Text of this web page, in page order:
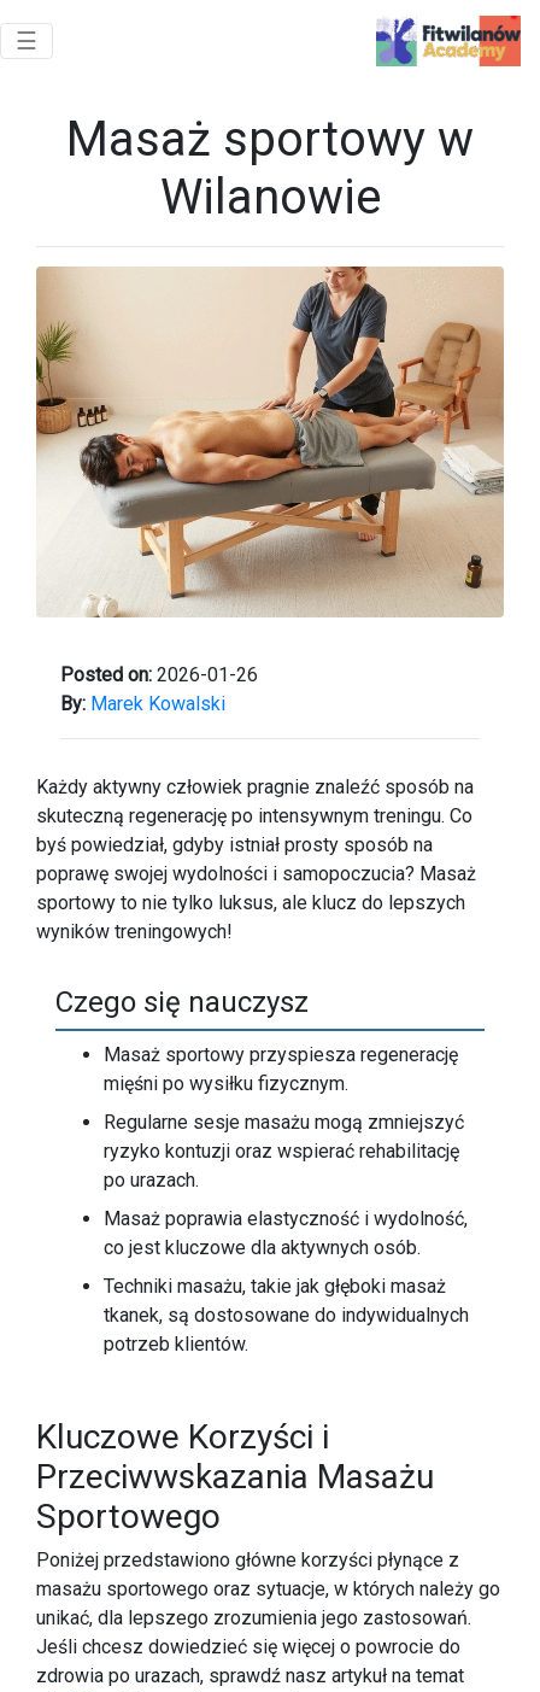
Toggle navigation
☰
Masaż sportowy w
Wilanowie
Posted on: 2026-01-26
By: Marek Kowalski
Każdy aktywny człowiek pragnie znaleźć sposób na
skuteczną regenerację po intensywnym treningu. Co
byś powiedział, gdyby istniał prosty sposób na
poprawę swojej wydolności i samopoczucia? Masaż
sportowy to nie tylko luksus, ale klucz do lepszych
wyników treningowych!
Czego się nauczysz
Masaż sportowy przyspiesza regenerację
mięśni po wysiłku fizycznym.
Regularne sesje masażu mogą zmniejszyć
ryzyko kontuzji oraz wspierać rehabilitację
po urazach.
Masaż poprawia elastyczność i wydolność,
co jest kluczowe dla aktywnych osób.
Techniki masażu, takie jak głęboki masaż
tkanek, są dostosowane do indywidualnych
potrzeb klientów.
Kluczowe Korzyści i
Przeciwwskazania Masażu
Sportowego
Poniżej przedstawiono główne korzyści płynące z
masażu sportowego oraz sytuacje, w których należy go
unikać, dla lepszego zrozumienia jego zastosowań.
Jeśli chcesz dowiedzieć się więcej o powrocie do
zdrowia po urazach, sprawdź nasz artykuł na temat